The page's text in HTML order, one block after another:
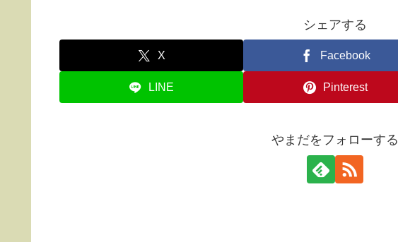
シェアする
X Facebook
LINE Pinterest
やまだをフォローする